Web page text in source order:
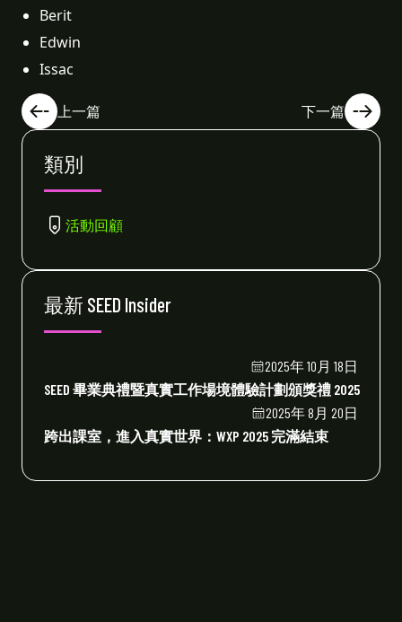
Berit
Edwin
Issac
上一篇 下一篇
類別
活動回顧
最新 SEED Insider
2025年 10月 18日
SEED 畢業典禮暨真實工作場境體驗計劃頒獎禮 2025
2025年 8月 20日
跨出課室，進入真實世界：WXP 2025 完滿結束